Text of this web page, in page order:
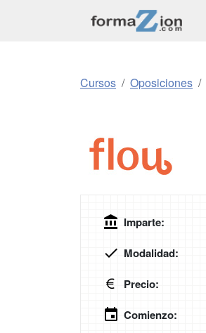
Cursos Oposiciones
Imparte:
Modalidad:
Precio:
Comienzo: